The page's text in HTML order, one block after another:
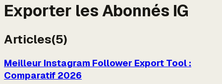
Exporter les Abonnés IG
Articles(5)
Meilleur Instagram Follower Export Tool :
Comparatif 2026